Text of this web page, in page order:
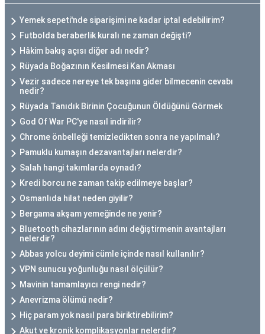
Yemek sepeti'nde siparişimi ne kadar iptal edebilirim?
Futbolda beraberlik kuralı ne zaman değişti?
Hâkim bakış açısı diğer adı nedir?
Rüyada Boğazının Kesilmesi Kan Akması
Vezir sadece nereye tek başına gider bilmecenin cevabı
nedir?
Rüyada Tanıdık Birinin Çocuğunun Öldüğünü Görmek
God Of War PC'ye nasıl indirilir?
Chrome önbelleği temizledikten sonra ne yapılmalı?
Pamuklu kumaşın dezavantajları nelerdir?
Salah hangi takımlarda oynadı?
Kredi borcu ne zaman takip edilmeye başlar?
Osmanlıda hilat neden giyilir?
Bergama akşam yemeğinde ne yenir?
Bluetooth cihazlarının adını değiştirmenin avantajları
nelerdir?
Abbas yolcu deyimi cümle içinde nasıl kullanılır?
VPN sunucu yoğunluğu nasıl ölçülür?
Mavinin tamamlayıcı rengi nedir?
Anevrizma ölümü nedir?
Hiç param yok nasıl para biriktirebilirim?
Akut ve kronik komplikasyonlar nelerdir?